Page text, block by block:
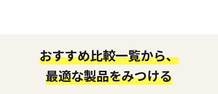
おすすめ比較一覧から、
最適な製品をみつける